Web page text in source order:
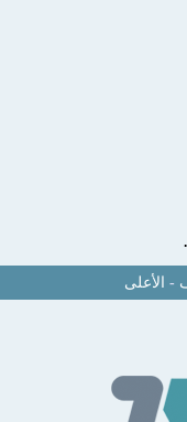
-الأعلى